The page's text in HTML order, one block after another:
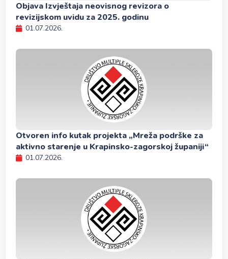
Objava Izvještaja neovisnog revizora o
revizijskom uvidu za 2025. godinu
01.07.2026.
Otvoren info kutak projekta „Mreža podrške za
aktivno starenje u Krapinsko-zagorskoj županiji“
01.07.2026.